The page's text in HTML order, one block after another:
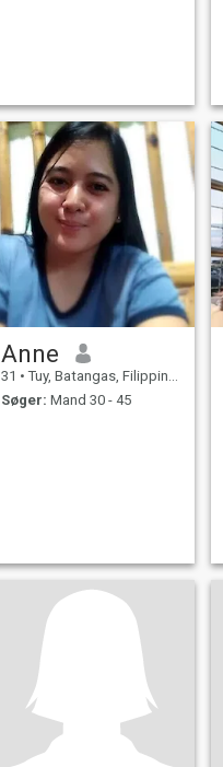
Anne
31 • Tuy, Batangas, Filippinerne
Søger: Mand 30 - 45